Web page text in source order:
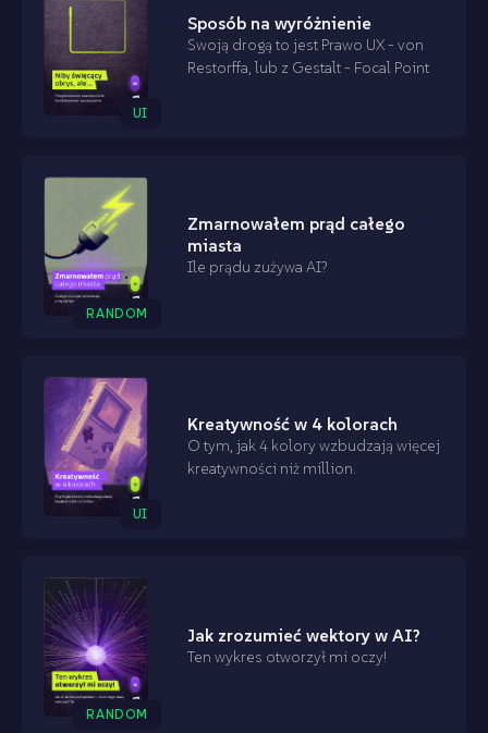
UI
Sposób na wyróżnienie
Swoją drogą to jest Prawo UX - von
Restorffa, lub z Gestalt - Focal Point
RANDOM
Zmarnowałem prąd całego
miasta
Ile prądu zużywa AI?
UI
Kreatywność w 4 kolorach
O tym, jak 4 kolory wzbudzają więcej
kreatywności niż million.
RANDOM
Jak zrozumieć wektory w AI?
Ten wykres otworzył mi oczy!